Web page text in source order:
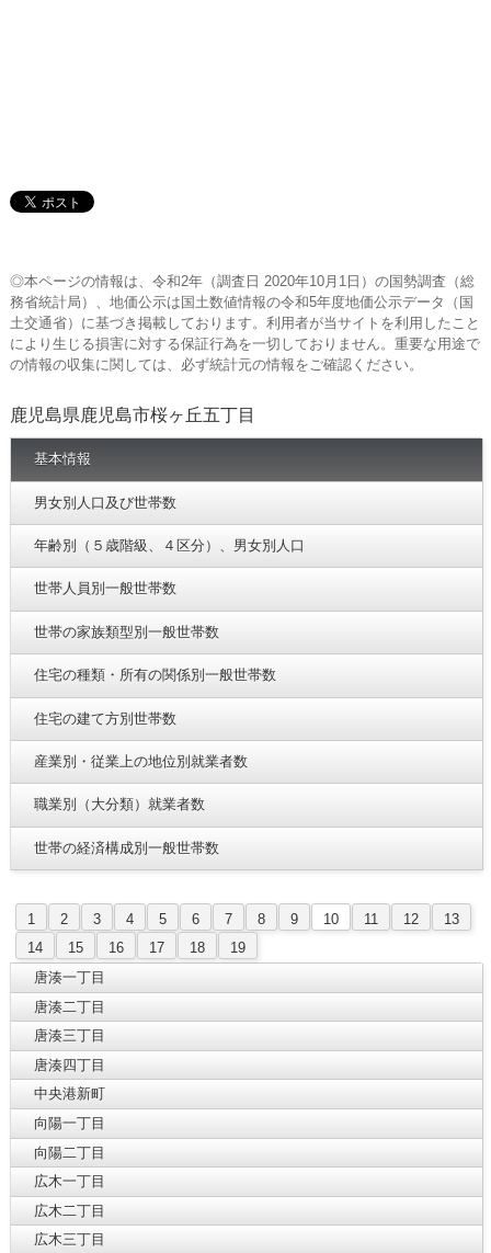
◎本ページの情報は、令和2年（調査日 2020年10月1日）の国勢調査（総
務省統計局）、地価公示は国土数値情報の令和5年度地価公示データ（国
土交通省）に基づき掲載しております。利用者が当サイトを利用したこと
により生じる損害に対する保証行為を一切しておりません。重要な用途で
の情報の収集に関しては、必ず統計元の情報をご確認ください。
鹿児島県鹿児島市桜ヶ丘五丁目
基本情報
男女別人口及び世帯数
年齢別（５歳階級、４区分）、男女別人口
世帯人員別一般世帯数
世帯の家族類型別一般世帯数
住宅の種類・所有の関係別一般世帯数
住宅の建て方別世帯数
産業別・従業上の地位別就業者数
職業別（大分類）就業者数
世帯の経済構成別一般世帯数
1 2 3 4 5 6 7 8 9 10 11 12
13
14
15 16 17 18
19
唐湊一丁目
唐湊二丁目
唐湊三丁目
唐湊四丁目
中央港新町
向陽一丁目
向陽二丁目
広木一丁目
広木二丁目
広木三丁目